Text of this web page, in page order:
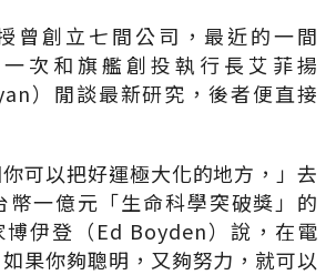
曾創立七間公司，最近的一間
次和旗艦創投執行長艾菲揚
）閒談最新研究，後者便直接
你可以把好運極大化的地方，」去
幣一億元「生命科學突破獎」的
博伊登（Ed Boyden）說，在電
果你夠聰明，又夠努力，就可以